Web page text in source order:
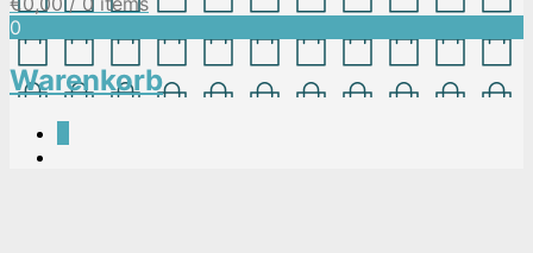
0
Warenkorb